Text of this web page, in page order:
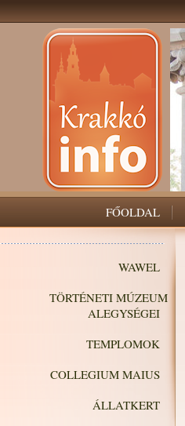
FŐOLDAL
WAWEL
TÖRTÉNETI MÚZEUM
ALEGYSÉGEI
TEMPLOMOK
COLLEGIUM MAIUS
ÁLLATKERT